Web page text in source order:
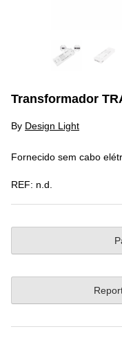
Transformador
By Design Light
Fornecido sem cabo
REF: n.d.